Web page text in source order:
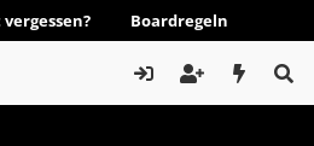
Boardregeln